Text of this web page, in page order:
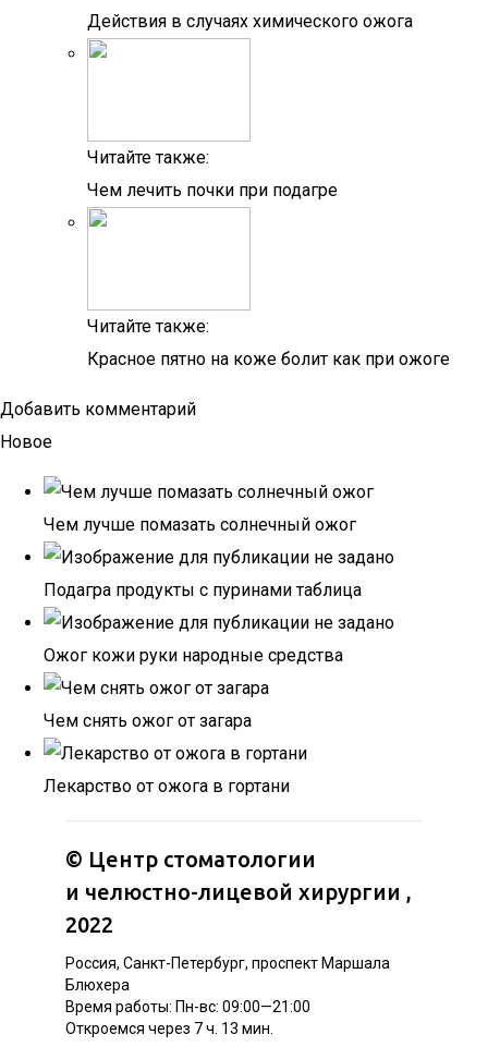
Действия в случаях химического ожога
Читайте также:
Чем лечить почки при подагре
Читайте также:
Красное пятно на коже болит как при ожоге
Добавить комментарий
Новое
Чем лучше помазать солнечный ожог
Подагра продукты с пуринами таблица
Ожог кожи руки народные средства
Чем снять ожог от загара
Лекарство от ожога в гортани
© Центр стоматологии
и челюстно-лицевой хирургии ,
2022
Россия, Санкт-Петербург, проспект Маршала
Блюхера
Время работы: Пн-вс: 09:00—21:00
Откроемся через 7 ч. 13 мин.